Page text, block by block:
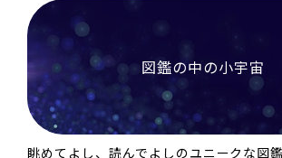
図鑑の中の小宇宙
眺めてよし、読んでよしのユニークな図